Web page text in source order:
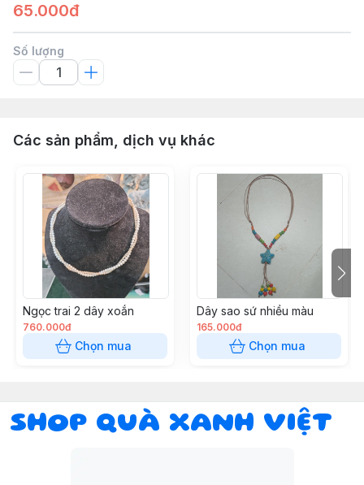
65.000đ
Số lượng
Các sản phẩm, dịch vụ khác
Ngọc trai 2 dây xoắn
760.000đ
Chọn mua
Dây sao sứ nhiều màu
165.000đ
Chọn mua
SHOP QUÀ XANH VIỆT